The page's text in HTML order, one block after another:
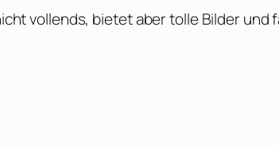
vollends, bietet aber tolle Bilder und